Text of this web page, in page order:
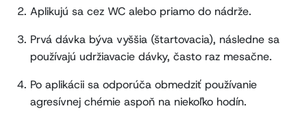
Aplikujú sa cez WC alebo priamo do nádrže.
Prvá dávka býva vyššia (štartovacia), následne sa
používajú udržiavacie dávky, často raz mesačne.
Po aplikácii sa odporúča obmedziť používanie
agresívnej chémie aspoň na niekoľko hodín.